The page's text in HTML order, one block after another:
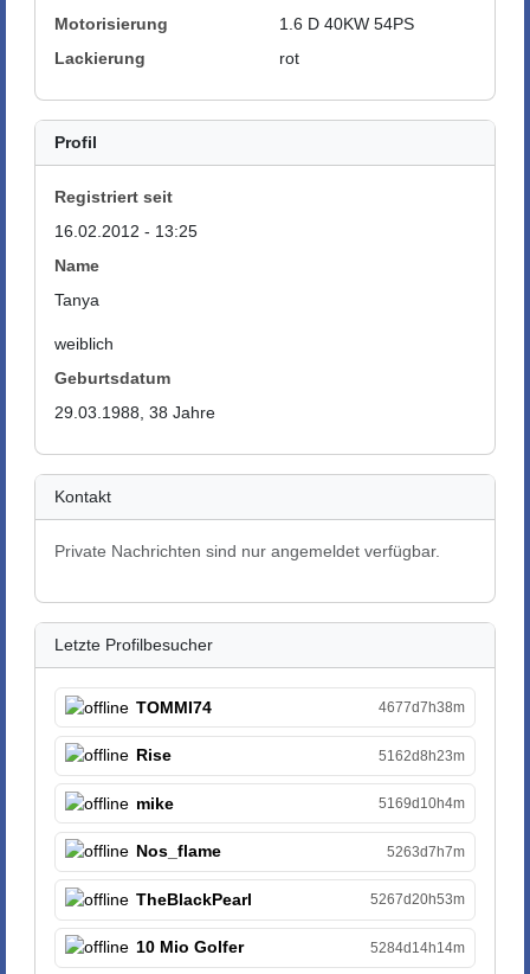
Motorisierung
1.6 D 40KW 54PS
Lackierung
rot
Profil
Registriert seit
16.02.2012 - 13:25
Name
Tanya
weiblich
Geburtsdatum
29.03.1988, 38 Jahre
Kontakt
Private Nachrichten sind nur angemeldet verfügbar.
Letzte Profilbesucher
TOMMI74 4677d7h38m
Rise 5162d8h23m
mike 5169d10h4m
Nos_flame 5263d7h7m
TheBlackPearl 5267d20h53m
10 Mio Golfer 5284d14h14m